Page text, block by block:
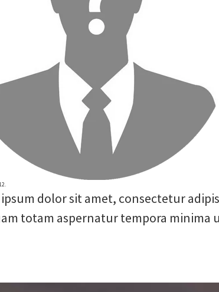
dolor sit amet, consectetur
totam aspernatur tempora minima